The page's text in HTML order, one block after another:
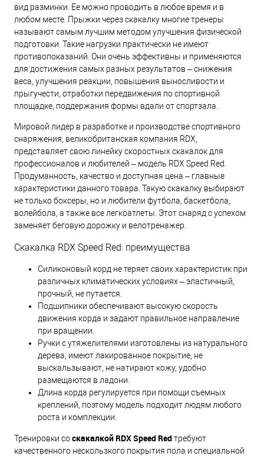
вид разминки. Ее можно проводить в любое время и в
любом месте. Прыжки через скакалку многие тренеры
называют самым лучшим методом улучшения физической
подготовки. Такие нагрузки практически не имеют
противопоказаний. Они очень эффективны и применяются
для достижения самых разных результатов – снижения
веса, улучшения реакции, повышения выносливости и
прыгучести, отработки передвижения по спортивной
площадке, поддержания формы вдали от спортзала.
Мировой лидер в разработке и производстве спортивного
снаряжения, великобританская компания RDX,
представляет свою линейку скоростных скакалок для
профессионалов и любителей ‒ модель RDX Speed Red.
Продуманность, качество и доступная цена – главные
характеристики данного товара. Такую скакалку выбирают
не только боксеры, но и любители футбола, баскетбола,
волейбола, а также все легкоатлеты. Этот снаряд с успехом
заменяет беговую дорожку и велотренажер.
Скакалка RDX Speed Red: преимущества
Силиконовый корд не теряет своих характеристик при
различных климатических условиях – эластичный,
прочный, не путается.
Подшипники обеспечивают высокую скорость
движения корда и задают правильное направление
при вращении.
Ручки с утяжелителями изготовлены из натурального
дерева, имеют лакированное покрытие, не
выскальзывают, не натирают кожу, удобно
размещаются в ладони.
Длина корда регулируется при помощи съемных
креплений, поэтому модель подходит людям любого
роста и комплекции.
Тренировки соскакалкой RDX Speed Redтребуют
качественного нескользкого покрытия пола и специальной